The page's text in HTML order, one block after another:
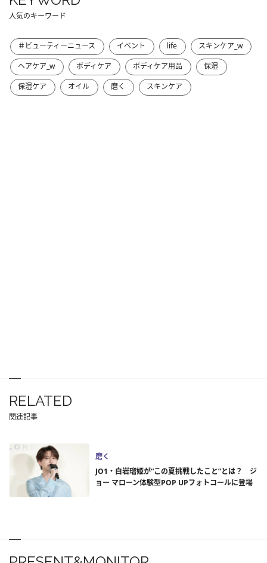
人気のキーワード
＃ビューティーニュース イベント life
スキンケア_w
ヘアケア_w
ボディケア ボディケア用品
保湿
保湿ケア
オイル 磨く スキンケア
RELATED
関連記事
磨く
JO1・白岩瑠姫が“この夏挑戦したこと”とは？ ジ
ョー マローン体験型POP UPフォトコールに登場